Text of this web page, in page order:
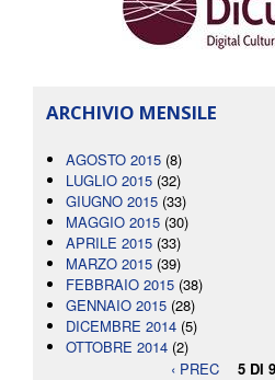
ARCHIVIO MENSILE
AGOSTO 2015 (8)
LUGLIO 2015 (32)
GIUGNO 2015 (33)
MAGGIO 2015 (30)
APRILE 2015 (33)
MARZO 2015 (39)
FEBBRAIO 2015 (38)
GENNAIO 2015 (28)
DICEMBRE 2014 (5)
OTTOBRE 2014 (2)
‹ PREC
5 DI 9